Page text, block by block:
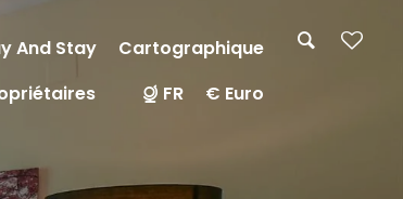
And Stay
Cartographique
FR € Euro